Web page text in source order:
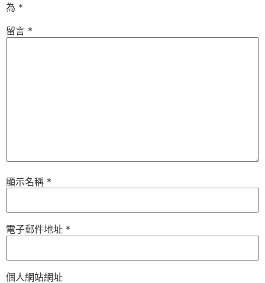
為 *
留言 *
顯示名稱 *
電子郵件地址 *
個人網站網址